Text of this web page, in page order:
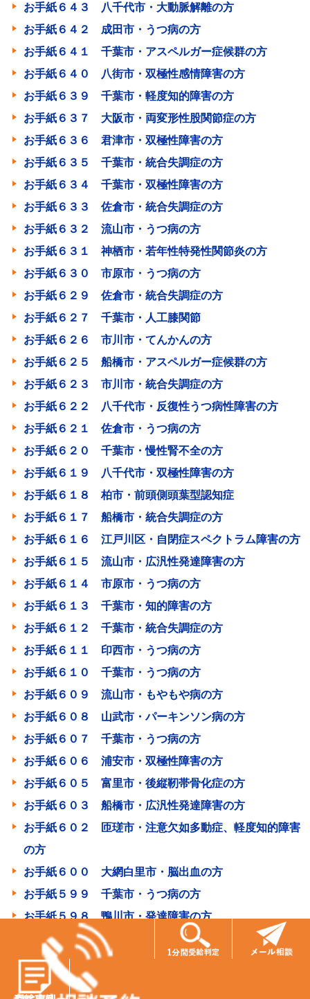
お手紙６４３ 八千代市・大動脈解離の方
お手紙６４２ 成田市・うつ病の方
お手紙６４１ 千葉市・アスペルガー症候群の方
お手紙６４０ 八街市・双極性感情障害の方
お手紙６３９ 千葉市・軽度知的障害の方
お手紙６３７ 大阪市・両変形性股関節症の方
お手紙６３６ 君津市・双極性障害の方
お手紙６３５ 千葉市・統合失調症の方
お手紙６３４ 千葉市・双極性障害の方
お手紙６３３ 佐倉市・統合失調症の方
お手紙６３２ 流山市・うつ病の方
お手紙６３１ 神栖市・若年性特発性関節炎の方
お手紙６３０ 市原市・うつ病の方
お手紙６２９ 佐倉市・統合失調症の方
お手紙６２７ 千葉市・人工膝関節
お手紙６２６ 市川市・てんかんの方
お手紙６２５ 船橋市・アスペルガー症候群の方
お手紙６２３ 市川市・統合失調症の方
お手紙６２２ 八千代市・反復性うつ病性障害の方
お手紙６２１ 佐倉市・うつ病の方
お手紙６２０ 千葉市・慢性腎不全の方
お手紙６１９ 八千代市・双極性障害の方
お手紙６１８ 柏市・前頭側頭葉型認知症
お手紙６１７ 船橋市・統合失調症の方
お手紙６１６ 江戸川区・自閉症スペクトラム障害の方
お手紙６１５ 流山市・広汎性発達障害の方
お手紙６１４ 市原市・うつ病の方
お手紙６１３ 千葉市・知的障害の方
お手紙６１２ 千葉市・統合失調症の方
お手紙６１１ 印西市・うつ病の方
お手紙６１０ 千葉市・うつ病の方
お手紙６０９ 流山市・もやもや病の方
お手紙６０８ 山武市・パーキンソン病の方
お手紙６０７ 千葉市・うつ病の方
お手紙６０６ 浦安市・双極性障害の方
お手紙６０５ 富里市・後縦靭帯骨化症の方
お手紙６０３ 船橋市・広汎性発達障害の方
お手紙６０２ 匝瑳市・注意欠如多動症、軽度知的障害
の方
お手紙６００ 大網白里市・脳出血の方
お手紙５９９ 千葉市・うつ病の方
お手紙５９８ 鴨川市・発達障害の方
お手紙５９７ 鎌ヶ谷市・うつ病の方
お手紙５９６ 東京都・脳出血の方
お手紙５９３ 八千代市・双極性感情障害の方